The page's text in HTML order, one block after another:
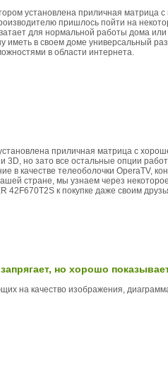
установлена приличная матрица с
пришлось пойти на
для нормальной работы дома
иметь в своем доме универсальный
в области интернета.
приличная матрица с
3D, но зато все остальные опции
в качестве телеоболочки OperaTV,
стране, мы узнаем через
42F670T2S к покупке даже своим
но хорошо
на качество изображения,